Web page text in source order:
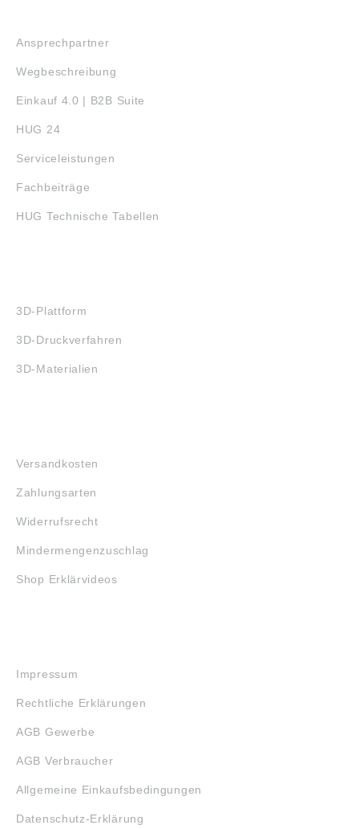
Ansprechpartner
Wegbeschreibung
Einkauf 4.0 | B2B Suite
HUG 24
Serviceleistungen
Fachbeiträge
HUG Technische Tabellen
3D-Plattform
3D-Druckverfahren
3D-Materialien
Versandkosten
Zahlungsarten
Widerrufsrecht
Mindermengenzuschlag
Shop Erklärvideos
Impressum
Rechtliche Erklärungen
AGB Gewerbe
AGB Verbraucher
Allgemeine Einkaufsbedingungen
Datenschutz-Erklärung